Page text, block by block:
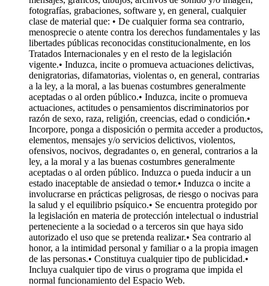
fotografías, grabaciones, software y, en general, cualquier
clase de material que: • De cualquier forma sea contrario,
menosprecie o atente contra los derechos fundamentales y las
libertades públicas reconocidas constitucionalmente, en los
Tratados Internacionales y en el resto de la legislación
vigente.• Induzca, incite o promueva actuaciones delictivas,
denigratorias, difamatorias, violentas o, en general, contrarias
a la ley, a la moral, a las buenas costumbres generalmente
aceptadas o al orden público.• Induzca, incite o promueva
actuaciones, actitudes o pensamientos discriminatorios por
razón de sexo, raza, religión, creencias, edad o condición.•
Incorpore, ponga a disposición o permita acceder a productos,
elementos, mensajes y/o servicios delictivos, violentos,
ofensivos, nocivos, degradantes o, en general, contrarios a la
ley, a la moral y a las buenas costumbres generalmente
aceptadas o al orden público. Induzca o pueda inducir a un
estado inaceptable de ansiedad o temor.• Induzca o incite a
involucrarse en prácticas peligrosas, de riesgo o nocivas para
la salud y el equilibrio psíquico.• Se encuentra protegido por
la legislación en materia de protección intelectual o industrial
perteneciente a la sociedad o a terceros sin que haya sido
autorizado el uso que se pretenda realizar.• Sea contrario al
honor, a la intimidad personal y familiar o a la propia imagen
de las personas.• Constituya cualquier tipo de publicidad.•
Incluya cualquier tipo de virus o programa que impida el
normal funcionamiento del Espacio Web.